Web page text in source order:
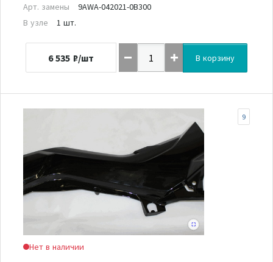
Арт. замены
9AWA-042021-0B300
В узле
1 шт.
6 535 ₽/шт В корзину
Нет в наличии
9